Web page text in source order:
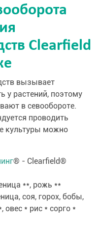
Clearfield
вызывает
у растений, поэтому
в севообороте.
проводить
культуры можно
® - Clearfield®
**, рожь **
соя, горох, бобы,
овес * рис * сорго *